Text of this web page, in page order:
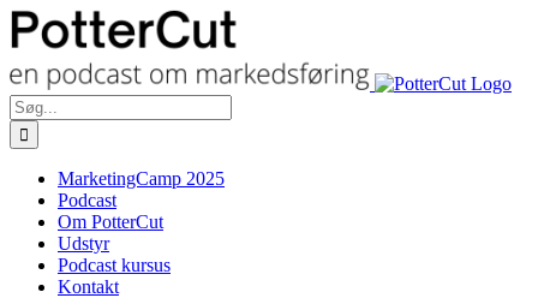
Skip
to
Facebook
Twitter
Søg
efter:
MarketingCamp 2025
Podcast
Om PotterCut
Udstyr
Podcast kursus
Kontakt